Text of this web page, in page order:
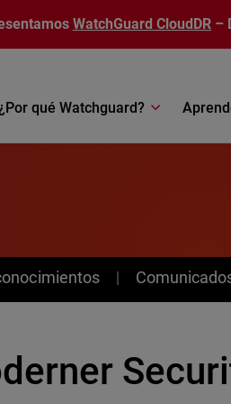
WatchGuard CloudDR –
qué Watchguard?